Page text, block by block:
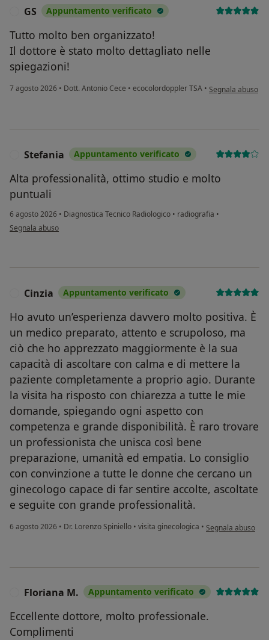
GS Appuntamento verificato
Tutto molto ben organizzato!
Il dottore è stato molto dettagliato nelle
spiegazioni!
7 agosto 2026 • Dott. Antonio Cece • ecocolordoppler TSA • secondo
Segnala abuso
Stefania Appuntamento verificato
Alta professionalità, ottimo studio e molto
puntuali
6 agosto 2026 • Diagnostica Tecnico Radiologico • radiografia •
secondo l'opinione dell'utente Stefania
Segnala abuso
Cinzia Appuntamento verificato
Ho avuto un’esperienza davvero molto positiva. È
un medico preparato, attento e scrupoloso, ma
ciò che ho apprezzato maggiormente è la sua
capacità di ascoltare con calma e di mettere la
paziente completamente a proprio agio. Durante
la visita ha risposto con chiarezza a tutte le mie
domande, spiegando ogni aspetto con
competenza e grande disponibilità. È raro trovare
un professionista che unisca così bene
preparazione, umanità ed empatia. Lo consiglio
con convinzione a tutte le donne che cercano un
ginecologo capace di far sentire accolte, ascoltate
e seguite con grande professionalità.
6 agosto 2026 • Dr. Lorenzo Spiniello • visita ginecologica • secondo
Segnala abuso
Floriana M. Appuntamento verificato
Eccellente dottore, molto professionale.
Complimenti